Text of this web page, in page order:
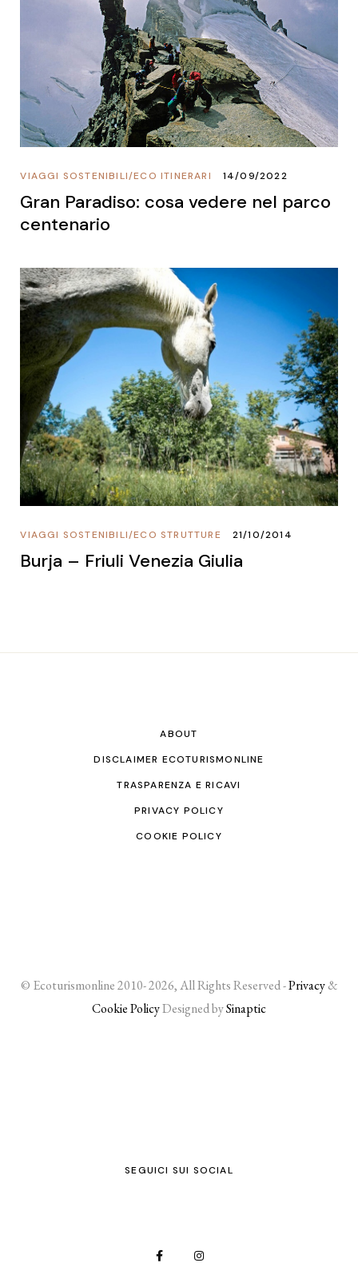
ECO ITINERARI
/
VIAGGI SOSTENIBILI 14/09/2022
Gran Paradiso: cosa vedere nel parco
centenario
ECO STRUTTURE
/
VIAGGI SOSTENIBILI 21/10/2014
Burja – Friuli Venezia Giulia
ABOUT
DISCLAIMER ECOTURISMONLINE
TRASPARENZA E RICAVI
PRIVACY POLICY
COOKIE POLICY
© Ecoturismonline 2010- 2026, All Rights Reserved -Privacy&
Cookie PolicyDesigned bySinaptic
SEGUICI SUI SOCIAL